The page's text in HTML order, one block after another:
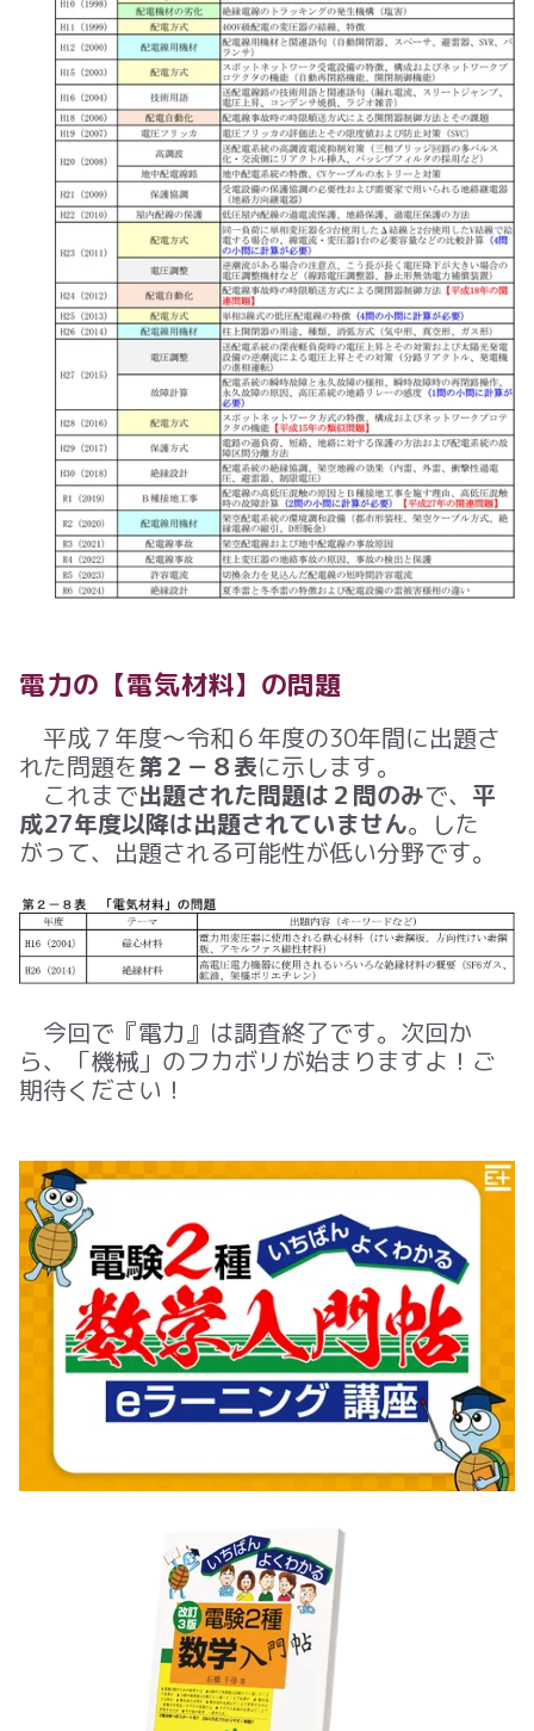
電力の【電気材料】の問題
平成７ 年度～令和 ６年度の30年間に出題さ
れた問題を第２－８表に示します。
これまで出題された問題は２問のみで、 平
成27年度以降は出題されていません。した
がって、出題される可能性が低い分野です。
今回で『電力』は調査終了です。次回か
ら、「機械」のフカボリが始まりますよ！ご
期待ください！